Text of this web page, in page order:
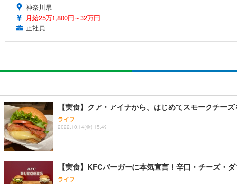
神奈川県
月給25万1,800円～32万円
正社員
【実食】クア・アイナから、はじめてスモークチー
ライフ
2022.10.14(金) 15:49
【実食】KFCバーガーに本気宣言！辛口・チーズ・
ライフ